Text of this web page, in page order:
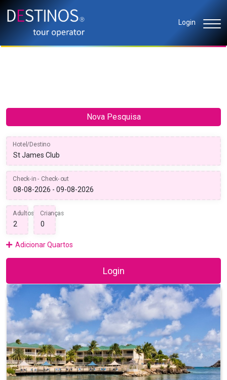
Login
Nova Pesquisa
Hotel/Destino
Check-in - Check-out
Adultos Crianças
Adicionar Quartos
Login